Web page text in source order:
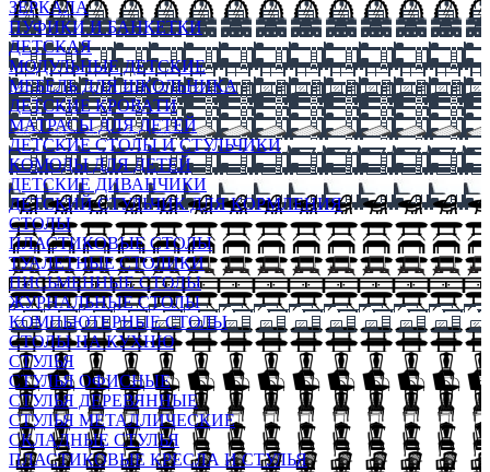
ЗЕРКАЛА
ПУФИКИ И БАНКЕТКИ
ДЕТСКАЯ
МОДУЛЬНЫЕ ДЕТСКИЕ
МЕБЕЛЬ ДЛЯ ШКОЛЬНИКА
ДЕТСКИЕ КРОВАТИ
МАТРАСЫ ДЛЯ ДЕТЕЙ
ДЕТСКИЕ СТОЛЫ И СТУЛЬЧИКИ
КОМОДЫ ДЛЯ ДЕТЕЙ
ДЕТСКИЕ ДИВАНЧИКИ
ДЕТСКИЙ СТУЛЬЧИК ДЛЯ КОРМЛЕНИЯ
СТОЛЫ
ПЛАСТИКОВЫЕ СТОЛЫ
ТУАЛЕТНЫЕ СТОЛИКИ
ПИСЬМЕННЫЕ СТОЛЫ
ЖУРНАЛЬНЫЕ СТОЛЫ
КОМПЬЮТЕРНЫЕ СТОЛЫ
СТОЛЫ НА КУХНЮ
СТУЛЬЯ
СТУЛЬЯ ОФИСНЫЕ
СТУЛЬЯ ДЕРЕВЯННЫЕ
СТУЛЬЯ МЕТАЛЛИЧЕСКИЕ
СКЛАДНЫЕ СТУЛЬЯ
ПЛАСТИКОВЫЕ КРЕСЛА И СТУЛЬЯ